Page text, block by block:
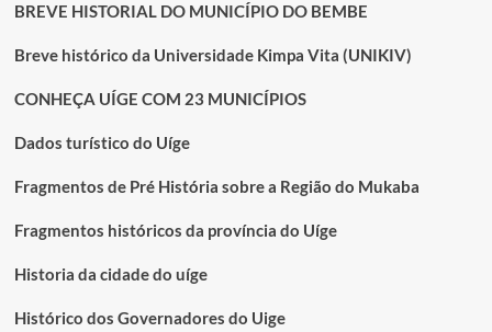
BREVE HISTORIAL DO MUNICÍPIO DO BEMBE
Breve histórico da Universidade Kimpa Vita (UNIKIV)
CONHEÇA UÍGE COM 23 MUNICÍPIOS
Dados turístico do Uíge
Fragmentos de Pré História sobre a Região do Mukaba
Fragmentos históricos da província do Uíge
Historia da cidade do uíge
Histórico dos Governadores do Uige